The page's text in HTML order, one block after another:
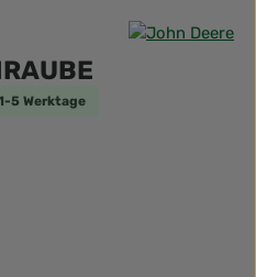
von 0 von 5 Sternen
5 Werktage